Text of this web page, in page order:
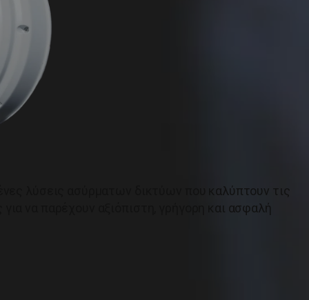
λύσεις ασύρματων δικτύων που καλύπτουν τις
να παρέχουν αξιόπιστη, γρήγορη και ασφαλή